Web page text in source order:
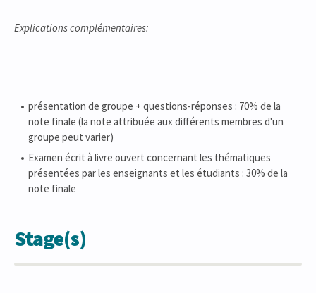
Explications complémentaires:
présentation de groupe + questions-réponses : 70% de la
note finale (la note attribuée aux différents membres d'un
groupe peut varier)
Examen écrit à livre ouvert concernant les thématiques
présentées par les enseignants et les étudiants : 30% de la
note finale
Stage(s)